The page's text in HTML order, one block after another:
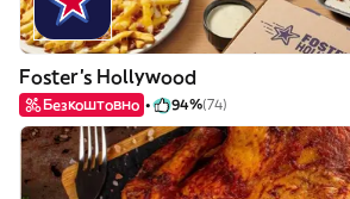
Foster's Hollywood
Безкоштовно 94%(74)